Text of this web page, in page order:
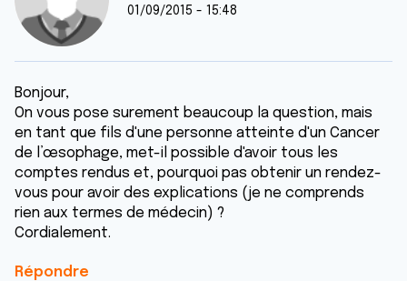
01/09/2015 - 15:48
Bonjour,
On vous pose surement beaucoup la question, mais
en tant que fils d'une personne atteinte d'un Cancer
de l’œsophage, met-il possible d'avoir tous les
comptes rendus et, pourquoi pas obtenir un rendez-
vous pour avoir des explications (je ne comprends
rien aux termes de médecin) ?
Cordialement.
Répondre